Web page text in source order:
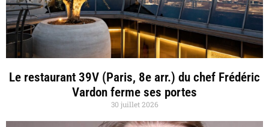
Le restaurant 39V (Paris, 8e arr.) du chef Frédéric
Vardon ferme ses portes
30 juillet 2026